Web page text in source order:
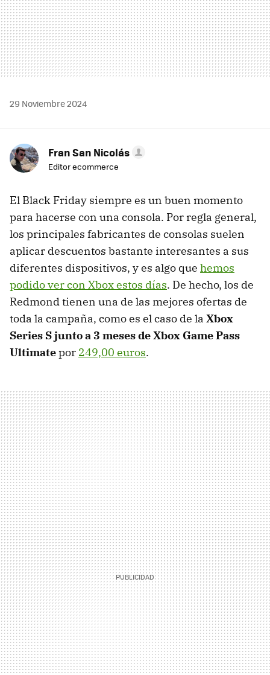
29 Noviembre 2024
Fran San Nicolás
Editor ecommerce
El Black Friday siempre es un buen momento
para hacerse con una consola. Por regla general,
los principales fabricantes de consolas suelen
aplicar descuentos bastante interesantes a sus
diferentes dispositivos, y es algo que hemos
podido ver con Xbox estos días. De hecho, los de
Redmond tienen una de las mejores ofertas de
toda la campaña, como es el caso de la Xbox
Series S junto a 3 meses de Xbox Game Pass
Ultimatepor 249,00 euros.